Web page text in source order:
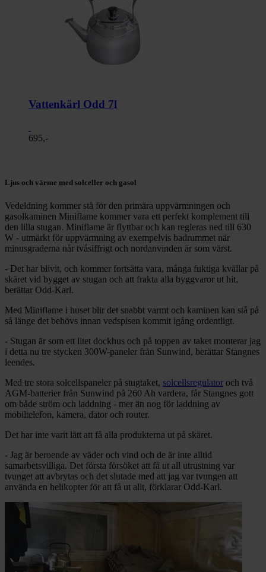
Vattenkärl Odd 7l
695,-
Ljus och värme med solceller och gasol
Vedeldning kommer stå för den primära uppvärmningen och
gasolkaminen Miniflame kommer vara ett perfekt komplement till
den lilla stugan. Miniflame är flyttbar och kan regleras ned till 630
W - utmärkt för uppvärmning av exempelvis badrummet när
minusgraderna når tvåsiffrigt och nordanvinden är som värst.
- Det har blivit, och kommer fortsätta vara, många fuktiga kvällar på
skäret vid bygget av stugan och att frakta alla byggvaror ut hit,
berättar Odd-Karl.
Med Miniflame i huset blir det snabbt varmt och kaminen kan stå på
så länge det behövs innan vedspisen kommit igång ordentligt.
- Stugan är som ett litet dockhus och på toppen av taket monterar jag
i detta nu tre stycken 300W-paneler från Sunwind, berättar Stangnes
leendes.
Med tre stora solcellspaneler på stugtaket, solcellsregulator och två
AGM-batterier från Sunwind på 260 Ah vardera, får Stangnes gott
om både ström och laddning - mer än nog för laddning av
mobiltelefon, kamera, dator och router.
Det har inte varit lätt att få alla produkterna ut på skäret.
- Jag är beroende av väder och vind och de är inte alltid
samarbetsvilliga. Det första försöket att få ut all utrustning var
tvunget att avbrytas och det slutade med att jag var tvungen att
använda en helikopter för att få ut allt, förklarar Odd-Karl.